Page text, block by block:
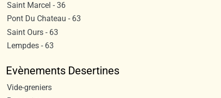
Saint Marcel - 36
Pont Du Chateau - 63
Saint Ours - 63
Lempdes - 63
Evènements Desertines
Vide-greniers